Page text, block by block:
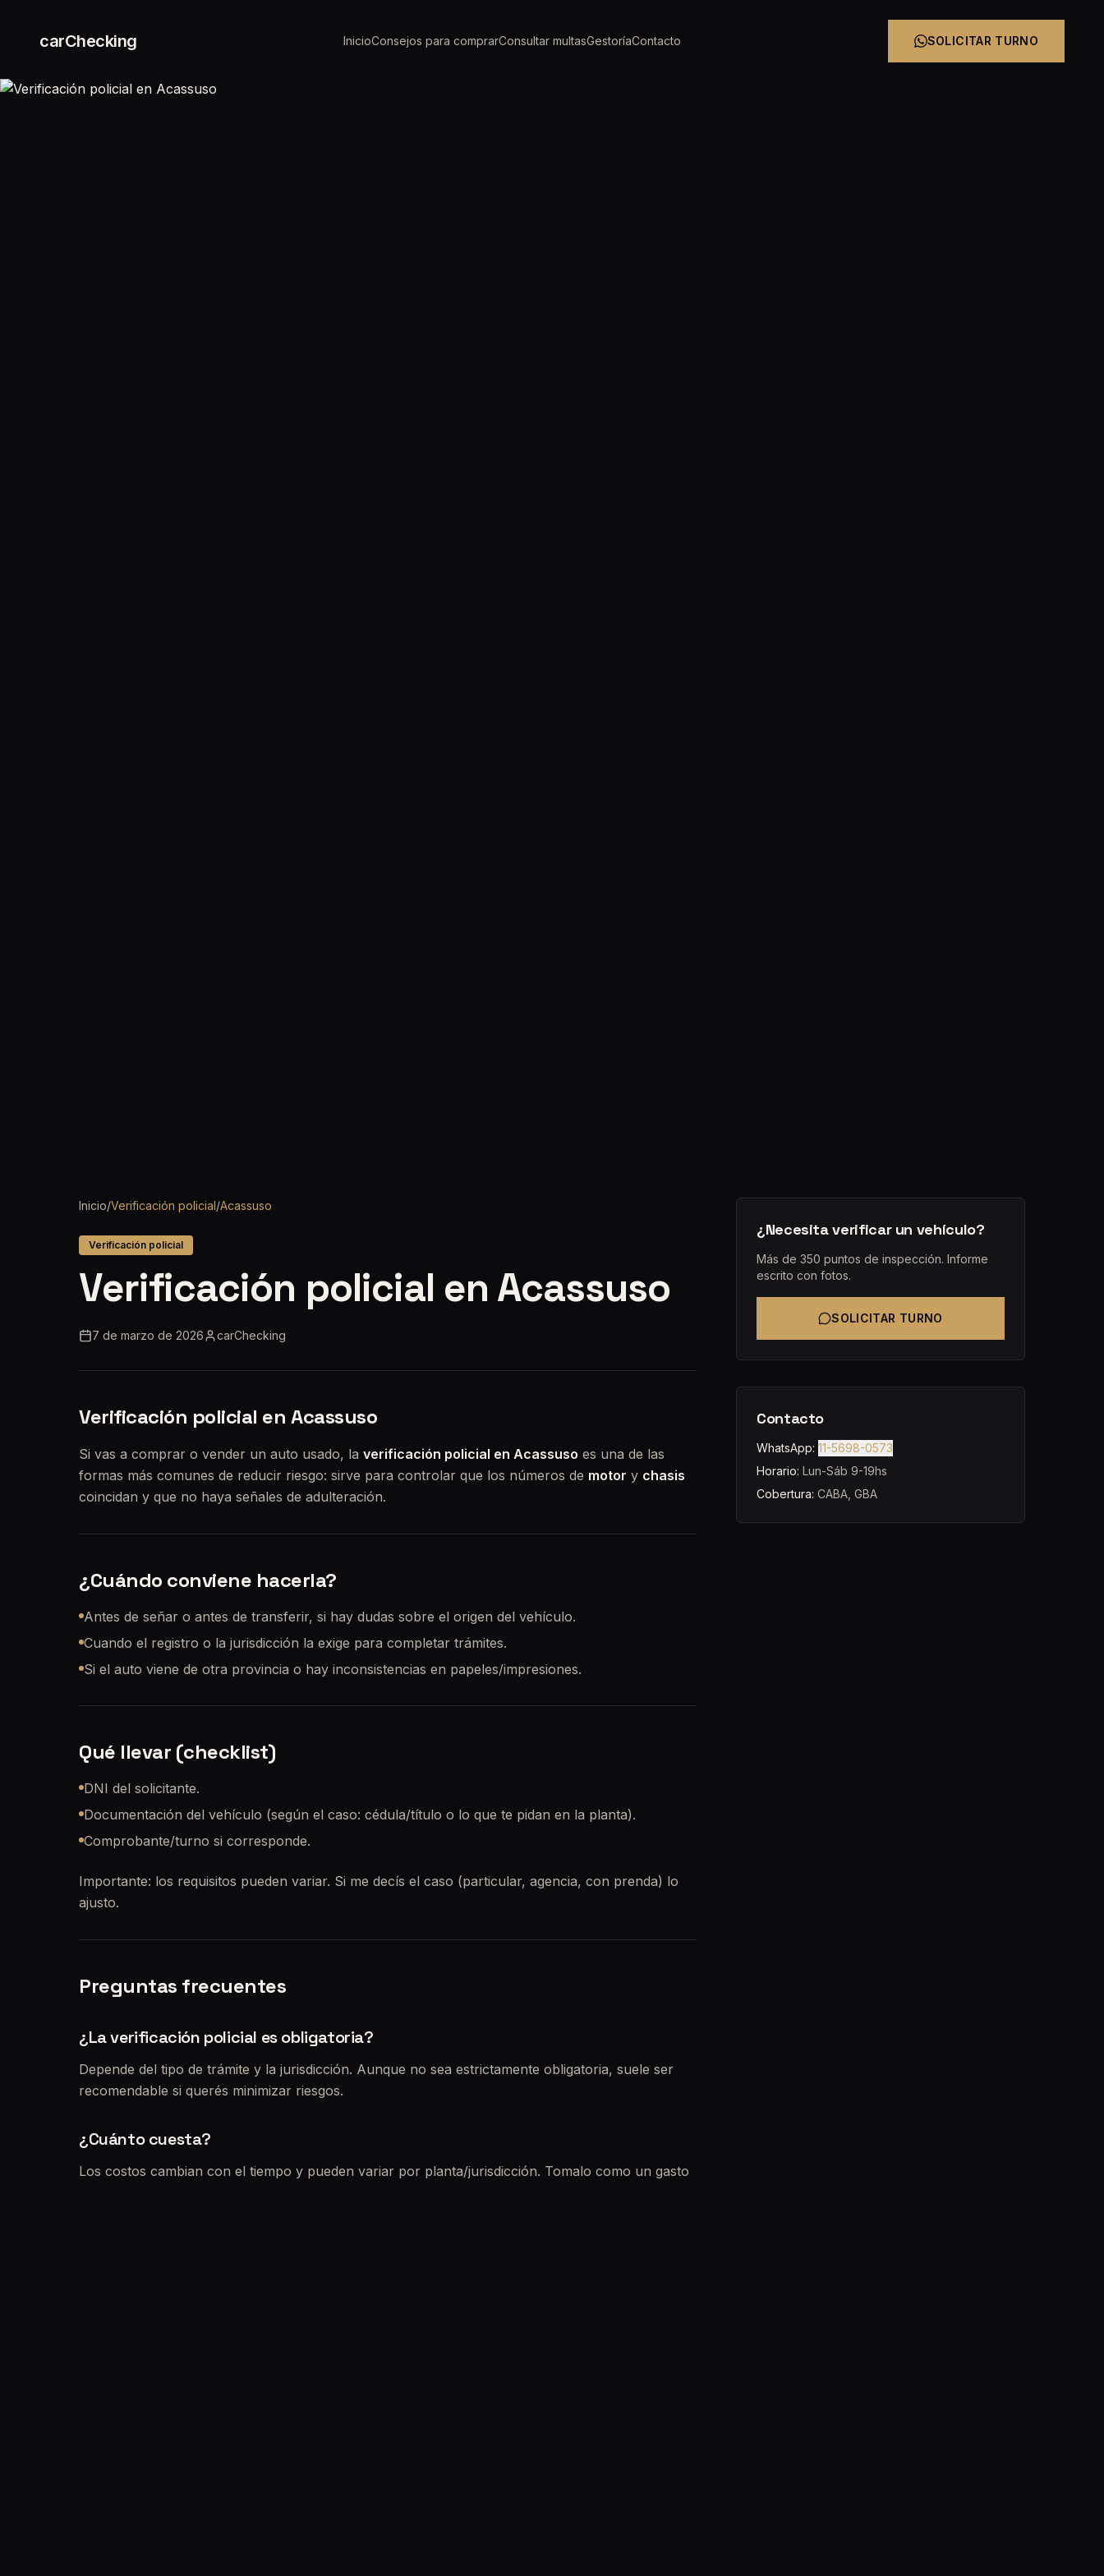
carChecking InicioConsejos para comprarConsultar multasGestoríaContacto SOLICITAR TURNO
Inicio/Verificación policial/Acassuso
Verificación policial
Verificación policial en Acassuso
7 de marzo de 2026 carChecking
Verificación policial en Acassuso
Si vas a comprar o vender un auto usado, la verificación policial en Acassuso es una de las
formas más comunes de reducir riesgo: sirve para controlar que los números de motor y chasis
coincidan y que no haya señales de adulteración.
¿Cuándo conviene hacerla?
Antes de señar o antes de transferir, si hay dudas sobre el origen del vehículo.
Cuando el registro o la jurisdicción la exige para completar trámites.
Si el auto viene de otra provincia o hay inconsistencias en papeles/impresiones.
Qué llevar (checklist)
DNI del solicitante.
Documentación del vehículo (según el caso: cédula/título o lo que te pidan en la planta).
Comprobante/turno si corresponde.
Importante: los requisitos pueden variar. Si me decís el caso (particular, agencia, con prenda) lo
ajusto.
Preguntas frecuentes
¿La verificación policial es obligatoria?
Depende del tipo de trámite y la jurisdicción. Aunque no sea estrictamente obligatoria, suele ser
recomendable si querés minimizar riesgos.
¿Cuánto cuesta?
Los costos cambian con el tiempo y pueden variar por planta/jurisdicción. Tomalo como un gasto
¿Necesita verificar un vehículo?
Más de 350 puntos de inspección. Informe
escrito con fotos.
SOLICITAR TURNO
Contacto
WhatsApp: 11-5698-0573
Horario: Lun-Sáb 9-19hs
Cobertura: CABA, GBA